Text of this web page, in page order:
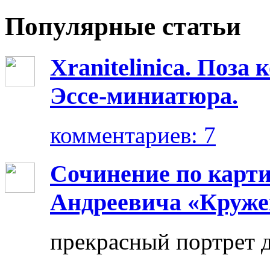
Популярные статьи
Xranitelinica. Поза
Эссе-миниатюра.
комментариев: 7
Сочинение по
Андреевича
прекрасный портрет